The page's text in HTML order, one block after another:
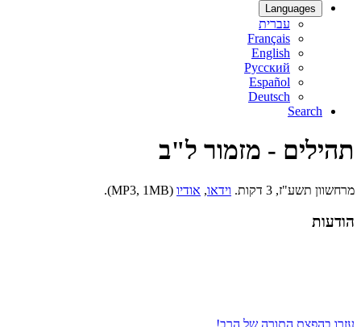
Languages
עברית
Français
English
Русский
Español
Deutsch
Search
תהילים - מזמור ל"ב
מרחשוון תשע"ז, 3 דקות. וידאו, אודיו (MP3, 1MB).
הודעות
עזרו בהפצת התורה של הרב!